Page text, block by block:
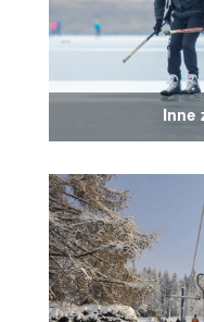
Inne